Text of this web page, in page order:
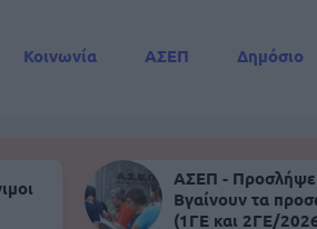
Κοινωνία ΑΣΕΠ Δημόσιο
ΑΣΕΠ -
Βγαίνουν τα
(1ΓΕ και 2ΓΕ/